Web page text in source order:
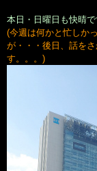
本日・日曜日も快晴で
(今週は何かと忙しか
が・・・後日、話を
す。。。)